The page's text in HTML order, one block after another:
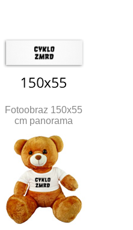
Fotoobraz 150x55
cm panorama